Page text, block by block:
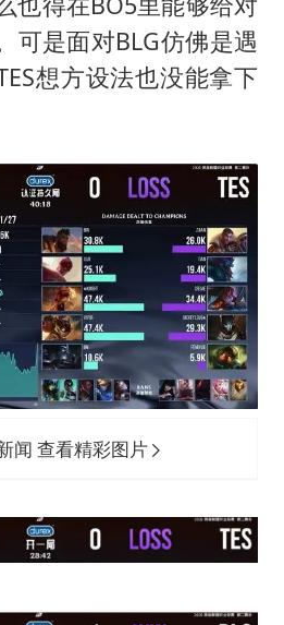
可是面对BLG仿佛是遇
想方设法也没能拿下
闻 查看精彩图片